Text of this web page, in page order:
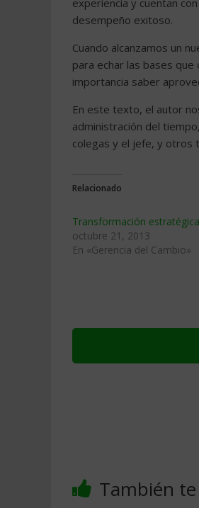
experiencia y cuentan
desempeño exitoso.
Cuando alcanzamos un
para echar las bases
importancia saber
En este texto, el autor
administración del
colegas y el jefe, y otros
Relacionado
Transformación estratégica
octubre 21, 2013
En «Gerencia del Cambio»
También